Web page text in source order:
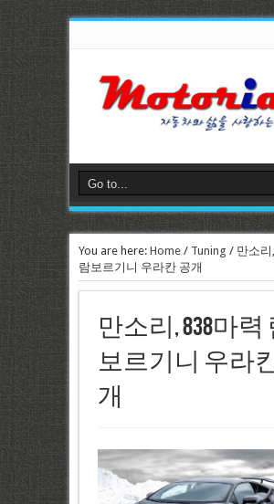
You are here: Home/ Tuning / 만소리
람보르기니 우라칸 공개
만소리, 838마력
보르기니 우라
개